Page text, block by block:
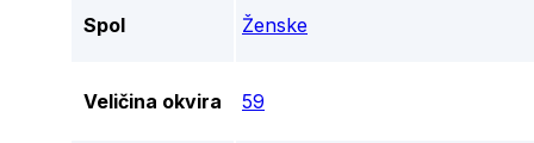
Spol Ženske
Veličina okvira 59